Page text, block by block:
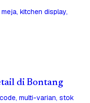
kitchen display,
di Bontang
multi-varian, stok